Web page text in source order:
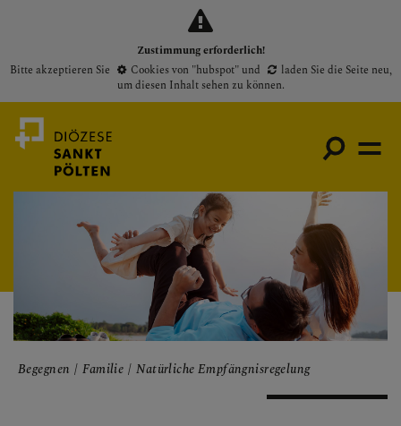
Zustimmung erforderlich!
Bitte akzeptieren Sie
Cookies von "hubspot"und laden Sie die Seite neu,
um diesen Inhalt sehen zu können.
Medienportal
Gottesdienste
Pfarren
Presse
Begegnen Familie Natürliche Empfängnisregelung